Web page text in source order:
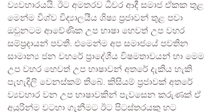
ව්‍යවහාරයයි. ඊට අමතරව ධීවර ආදී සමාජ ඒකක තුළ
මෙන්ම විශ්ව විද්‍යාලයීය ශිෂ්‍ය ප්‍රජාවන් තුළ පවා
ඔවුනටම ආවේණික උප භාෂා හෙවත් උප වහර
සම්ප්‍රදායන් පවතී. එමෙන්ම අප සමාජයේ පවතින
සාමාන්‍ය ජන වහරේ ප්‍රාදේශීය විෂමතාවයන් හා මෙම
උප වහර හෙවත් උප භාෂාවන් අතරේ දැකිය හැකි
පැහැදිලි වෙනස්කම් තිබේ. කිසියම් ප්‍රජාවක් අතරේ
ව්‍යවහාර වන උප භාෂාවකින් පැවසෙන කරුණක් ඒ
අයුරින්ම වටහා ගැනීමට ඊට පිටස්තරයකු හට